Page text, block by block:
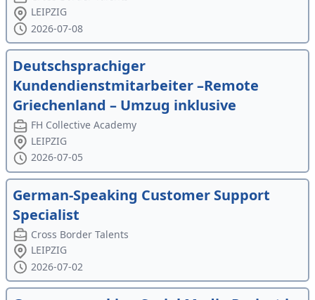
LEIPZIG
2026-07-08
Deutschsprachiger
Kundendienstmitarbeiter –Remote
Griechenland – Umzug inklusive
FH Collective Academy
LEIPZIG
2026-07-05
German-Speaking Customer Support
Specialist
Cross Border Talents
LEIPZIG
2026-07-02